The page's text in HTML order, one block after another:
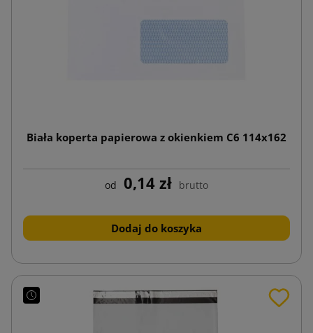
Biała koperta papierowa z okienkiem C6 114x162
od 0,14 zł brutto
Dodaj do koszyka